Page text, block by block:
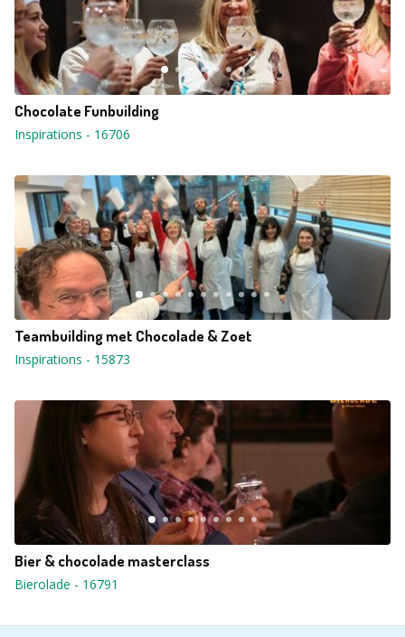
Chocolate Funbuilding
Inspirations - 16706
Teambuilding met Chocolade & Zoet
Inspirations - 15873
Bier & chocolade masterclass
Bierolade - 16791